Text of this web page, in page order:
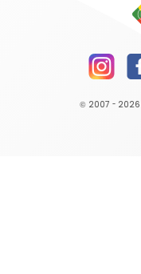
© 2007 - 2026